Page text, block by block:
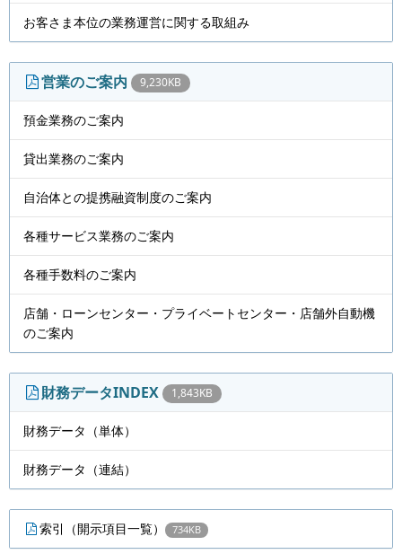
お客さま本位の業務運営に関する取組み
営業のご案内 9,230KB
預金業務のご案内
貸出業務のご案内
自治体との提携融資制度のご案内
各種サービス業務のご案内
各種手数料のご案内
店舗・ローンセンター・プライベートセンター・店舗外自動機
のご案内
財務データINDEX 1,843KB
財務データ（単体）
財務データ（連結）
索引（開示項目一覧） 734KB